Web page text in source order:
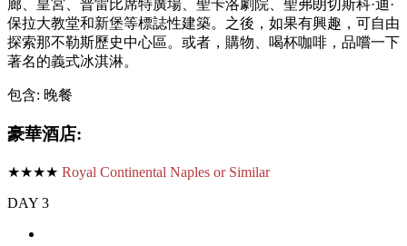
廊、皇宮、普雷比席特廣場、聖卡洛劇院、聖弗朗切斯科·迪·
保拉大教堂和新堡等標誌性建築。之後，如果有興趣，可自由
探索那不勒斯歷史中心區。或者，購物、喝杯咖啡，品嚐一下
著名的義式冰淇淋。
包含: 晚餐
豪華酒店:
★★★★ Royal Continental Naples or Similar
DAY 3